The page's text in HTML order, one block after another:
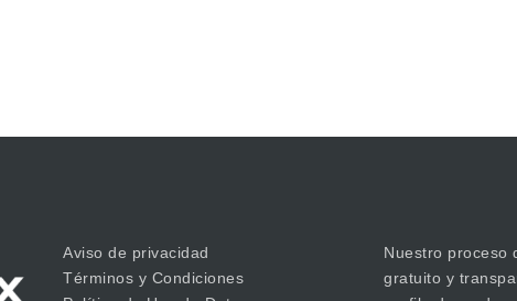
Aviso de privacidad
Términos y Condiciones
Nuestro proceso
gratuito y